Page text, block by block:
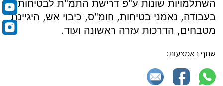
השתלמויות שונות ע"פ דרישת התמ"ת לבטיחות
בעבודה, נאמני בטיחות, חומ"ס, כיבוי אש, היגיינת
מטבחים, הדרכות עזרה ראשונה ועוד.
שתף באמצעות: